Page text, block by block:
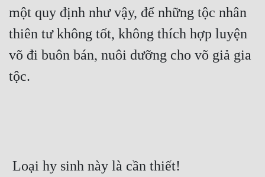
một quy định như vậy, để những tộc nhân
thiên tư không tốt, không thích hợp luyện
võ đi buôn bán, nuôi dưỡng cho võ giả gia
tộc.
Loại hy sinh này là cần thiết!